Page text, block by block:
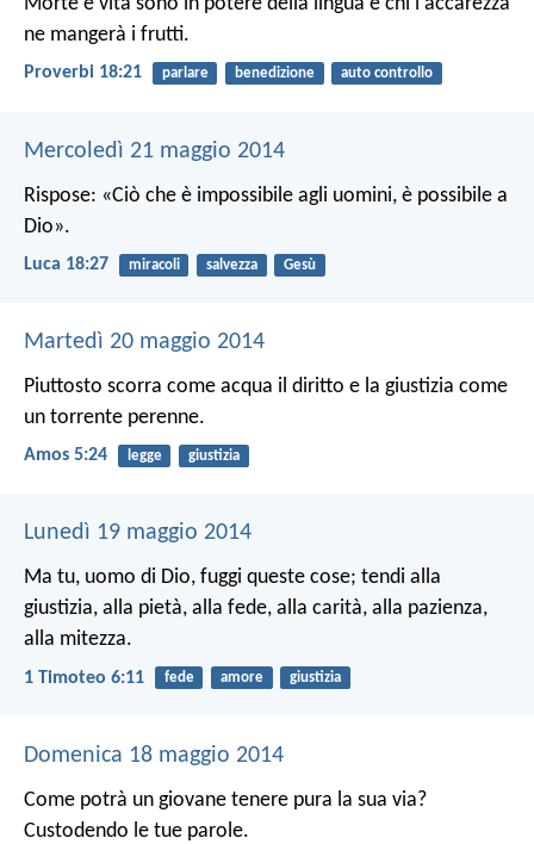
Morte e vita sono in potere della lingua e chi l'accarezza
ne mangerà i frutti.
Proverbi 18:21 parlare benedizione auto controllo
Mercoledì 21 maggio 2014
Rispose: «Ciò che è impossibile agli uomini, è possibile a
Dio».
Luca 18:27 miracoli salvezza Gesù
Martedì 20 maggio 2014
Piuttosto scorra come acqua il diritto e la giustizia come
un torrente perenne.
Amos 5:24 legge giustizia
Lunedì 19 maggio 2014
Ma tu, uomo di Dio, fuggi queste cose; tendi alla
giustizia, alla pietà, alla fede, alla carità, alla pazienza,
alla mitezza.
1 Timoteo 6:11 fede amore giustizia
Domenica 18 maggio 2014
Come potrà un giovane tenere pura la sua via?
Custodendo le tue parole.